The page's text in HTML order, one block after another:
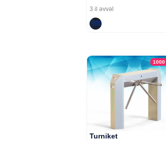
3 il əvvəl
1000
Turniket